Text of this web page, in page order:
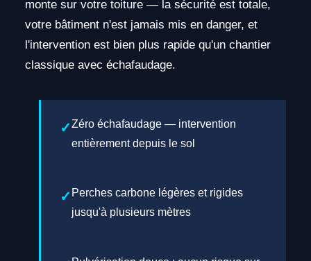
monte sur votre toiture — la sécurité est totale,
votre bâtiment n'est jamais mis en danger, et
l'intervention est bien plus rapide qu'un chantier
classique avec échafaudage.
Zéro échafaudage — intervention
entièrement depuis le sol
Perches carbone légères et rigides
jusqu'à plusieurs mètres